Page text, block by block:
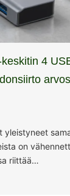
4
yleistyneet
on
riittää…